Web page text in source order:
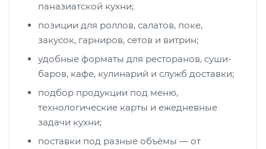
паназиатской кухни;
позиции для роллов, салатов, поке,
закусок, гарниров, сетов и витрин;
удобные форматы для ресторанов, суши-
баров, кафе, кулинарий и служб доставки;
подбор продукции под меню,
технологические карты и ежедневные
задачи кухни;
поставки под разные объёмы — от